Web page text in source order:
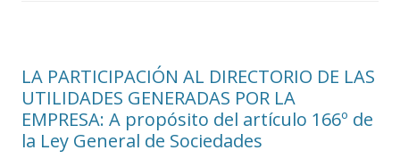
k r
LA PARTICIPACIÓN AL DIRECTORIO DE LAS
UTILIDADES GENERADAS POR LA
EMPRESA: A propósito del artículo 166º de
la Ley General de Sociedades